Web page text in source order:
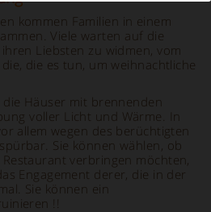
kommen Familien in einem
Viele warten auf die
Liebsten zu widmen, vom
die es tun, um weihnachtliche
Häuser mit brennenden
voller Licht und Wärme. In
allem wegen des berüchtigten
Sie können wählen, ob
verbringen möchten,
Engagement derer, die in der
Sie können ein
!!